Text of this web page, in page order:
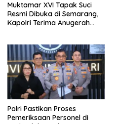
Muktamar XVI Tapak Suci
Resmi Dibuka di Semarang,
Kapolri Terima Anugerah
Polri Pastikan Proses
Pemeriksaan Personel di